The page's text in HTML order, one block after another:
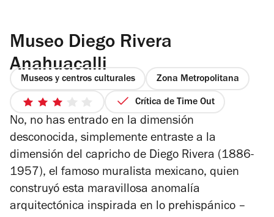
Museo Diego Rivera
Anahuacalli
Museos y centros culturales Zona Metropolitana
3
de
5
estrellas
Crítica de Time Out
No, no has entrado en la dimensión
desconocida, simplemente entraste a la
dimensión del capricho de Diego Rivera (1886-
1957), el famoso muralista mexicano, quien
construyó esta maravillosa anomalía
arquitectónica inspirada en lo prehispánico –